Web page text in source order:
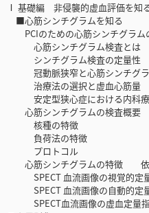
Ⅰ 基礎編 非侵襲的虚血評価を知
■心筋シンチグラムを知る
PCIのための心筋シンチグラ
心筋シンチグラム検査とは
シンチグラム検査の定量性
冠動脈狭窄と心筋シンチグ
治療法の選択と虚血心筋量
安定型狭心症における内科療
心筋シンチグラムの検査概
核種の特徴
負荷法の特徴
プロトコル
心筋シンチグラムの特徴 依
SPECT 血流画像の視覚的定
SPECT 血流画像の自動的定
SPECT血流画像の虚血定量指